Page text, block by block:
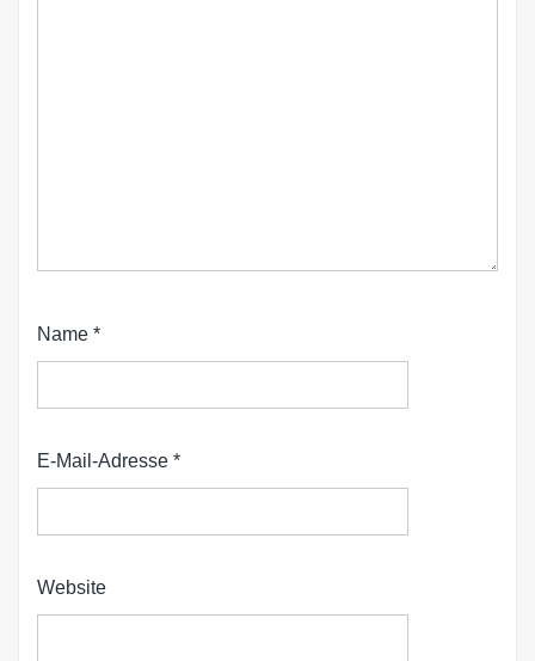
Name *
E-Mail-Adresse *
Website